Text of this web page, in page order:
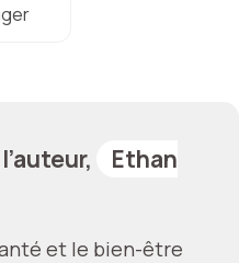
Ethan
et le bien-être